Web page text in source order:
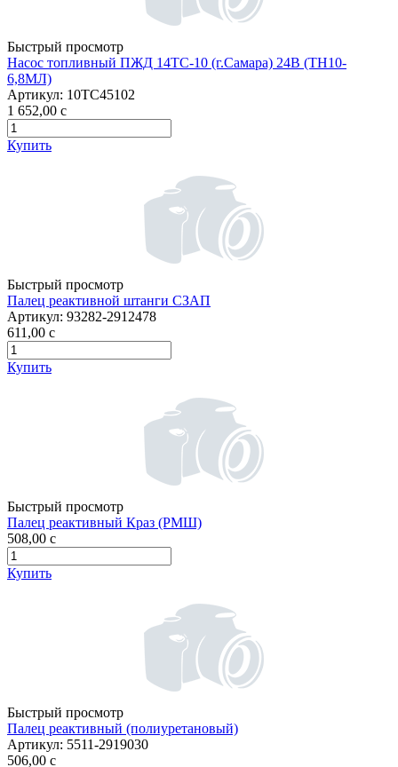
Быстрый просмотр
Насос топливный ПЖД 14ТС-10 (г.Самара) 24В (ТН10-
6,8МЛ)
Артикул: 10ТС45102
1 652,00 c
Купить
Быстрый просмотр
Палец реактивной штанги СЗАП
Артикул: 93282-2912478
611,00 c
Купить
Быстрый просмотр
Палец реактивный Краз (РМШ)
508,00 c
Купить
Быстрый просмотр
Палец реактивный (полиуретановый)
Артикул: 5511-2919030
506,00 c